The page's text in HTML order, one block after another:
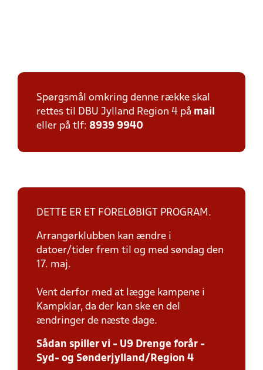
Spørgsmål omkring denne række skal
rettes til DBU Jylland Region 4 på mail
eller på tlf: 8939 9940
DETTE ER ET FORELØBIGT PROGRAM.
Arrangørklubben kan ændre i
datoer/tider frem til og med søndag den
17. maj.
Vent derfor med at lægge kampene i
Kampklar, da der kan ske en del
ændringer de næste dage.
Sådan spiller vi - U9 Drenge forår -
Syd- og Sønderjylland/Region 4